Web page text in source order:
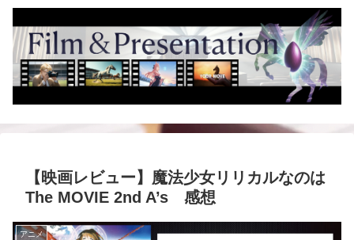
【映画レビュー】魔法少女リリカルなのは
The MOVIE 2nd A’s 感想
アニメ